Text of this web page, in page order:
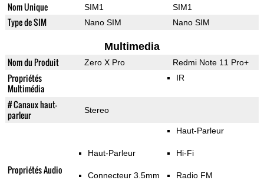
Nom Unique SIM1 SIM1
Type de SIM Nano SIM Nano SIM
Multimedia
Nom du Produit Zero X Pro Redmi Note 11 Pro+
Propriétés
Multimédia
IR
# Canaux haut-
parleur
Stereo
Propriétés Audio
Haut-Parleur
Connecteur 3.5mm
Haut-Parleur
Hi-Fi
Radio FM